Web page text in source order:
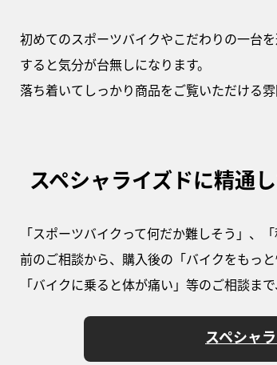
初めてのスポーツバイクやこだわりの一台
すると気分が台無しになります。
落ち着いてしっかり商品をご覧いただける雰
スペシャライズドに精通
「スポーツバイクって何だか難しそう」、
前のご相談から、購入後の「バイクをもっ
「バイクに乗ると体が痛い」等のご相談ま
スペシャ